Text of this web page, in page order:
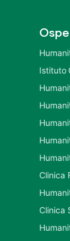
Istituto
Clinica
Clinica